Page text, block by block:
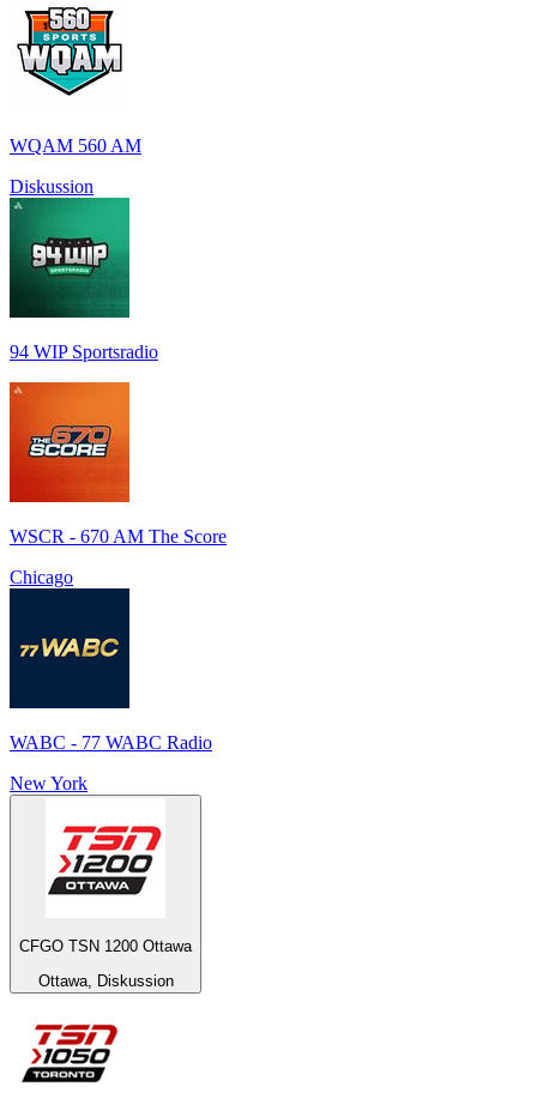
WQAM 560 AM
Diskussion
94 WIP Sportsradio
WSCR - 670 AM The Score
Chicago
WABC - 77 WABC Radio
New York
CFGO TSN 1200 Ottawa
Ottawa, Diskussion